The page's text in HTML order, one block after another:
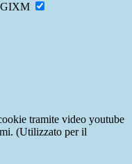
tramite video youtube
(Utilizzato per il